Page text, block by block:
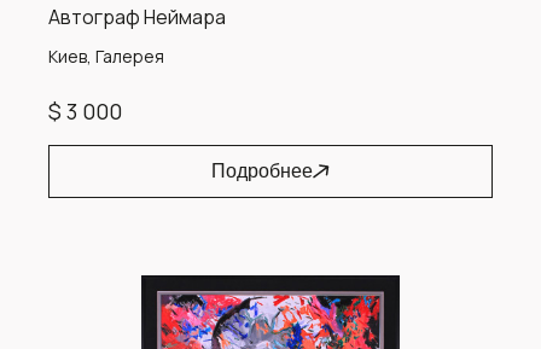
Автограф Неймара
Киев, Галерея
$ 3 000
Подробнее